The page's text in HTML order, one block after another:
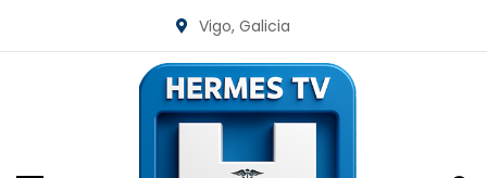
Vigo, Galicia